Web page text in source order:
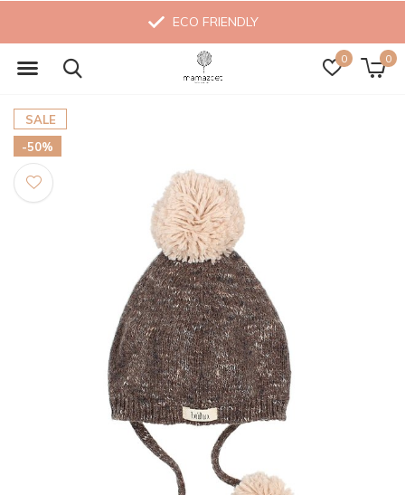
0 0
ECO FRIENDLY
SALE
-50%